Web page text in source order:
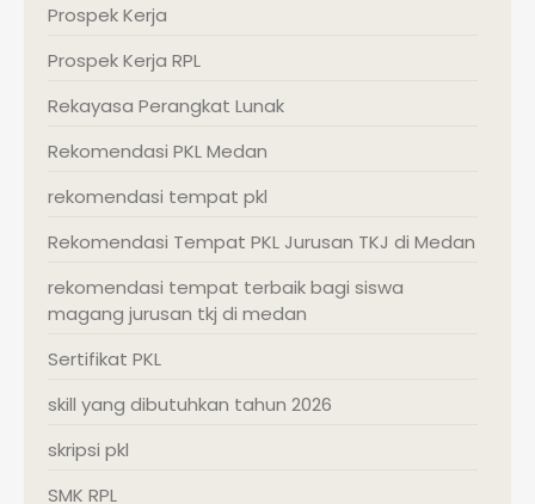
Prospek Kerja
Prospek Kerja RPL
Rekayasa Perangkat Lunak
Rekomendasi PKL Medan
rekomendasi tempat pkl
Rekomendasi Tempat PKL Jurusan TKJ di Medan
rekomendasi tempat terbaik bagi siswa
magang jurusan tkj di medan
Sertifikat PKL
skill yang dibutuhkan tahun 2026
skripsi pkl
SMK RPL